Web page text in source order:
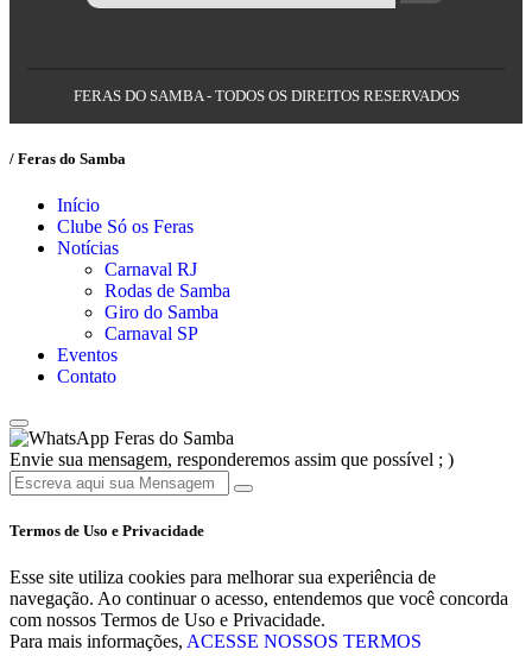
FERAS DO SAMBA - TODOS OS DIREITOS RESERVADOS
/ Feras do Samba
Início
Clube Só os Feras
Notícias
Carnaval RJ
Rodas de Samba
Giro do Samba
Carnaval SP
Eventos
Contato
Feras do Samba
Envie sua mensagem, responderemos assim que possível ; )
Termos de Uso e Privacidade
Esse site utiliza cookies para melhorar sua experiência de
navegação. Ao continuar o acesso, entendemos que você concorda
com nossos Termos de Uso e Privacidade.
Para mais informações, ACESSE NOSSOS TERMOS